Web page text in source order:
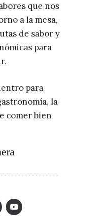
que nos
a la mesa,
de sabor y
para
para
la
comer bien